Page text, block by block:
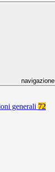
navigazione
generali 72